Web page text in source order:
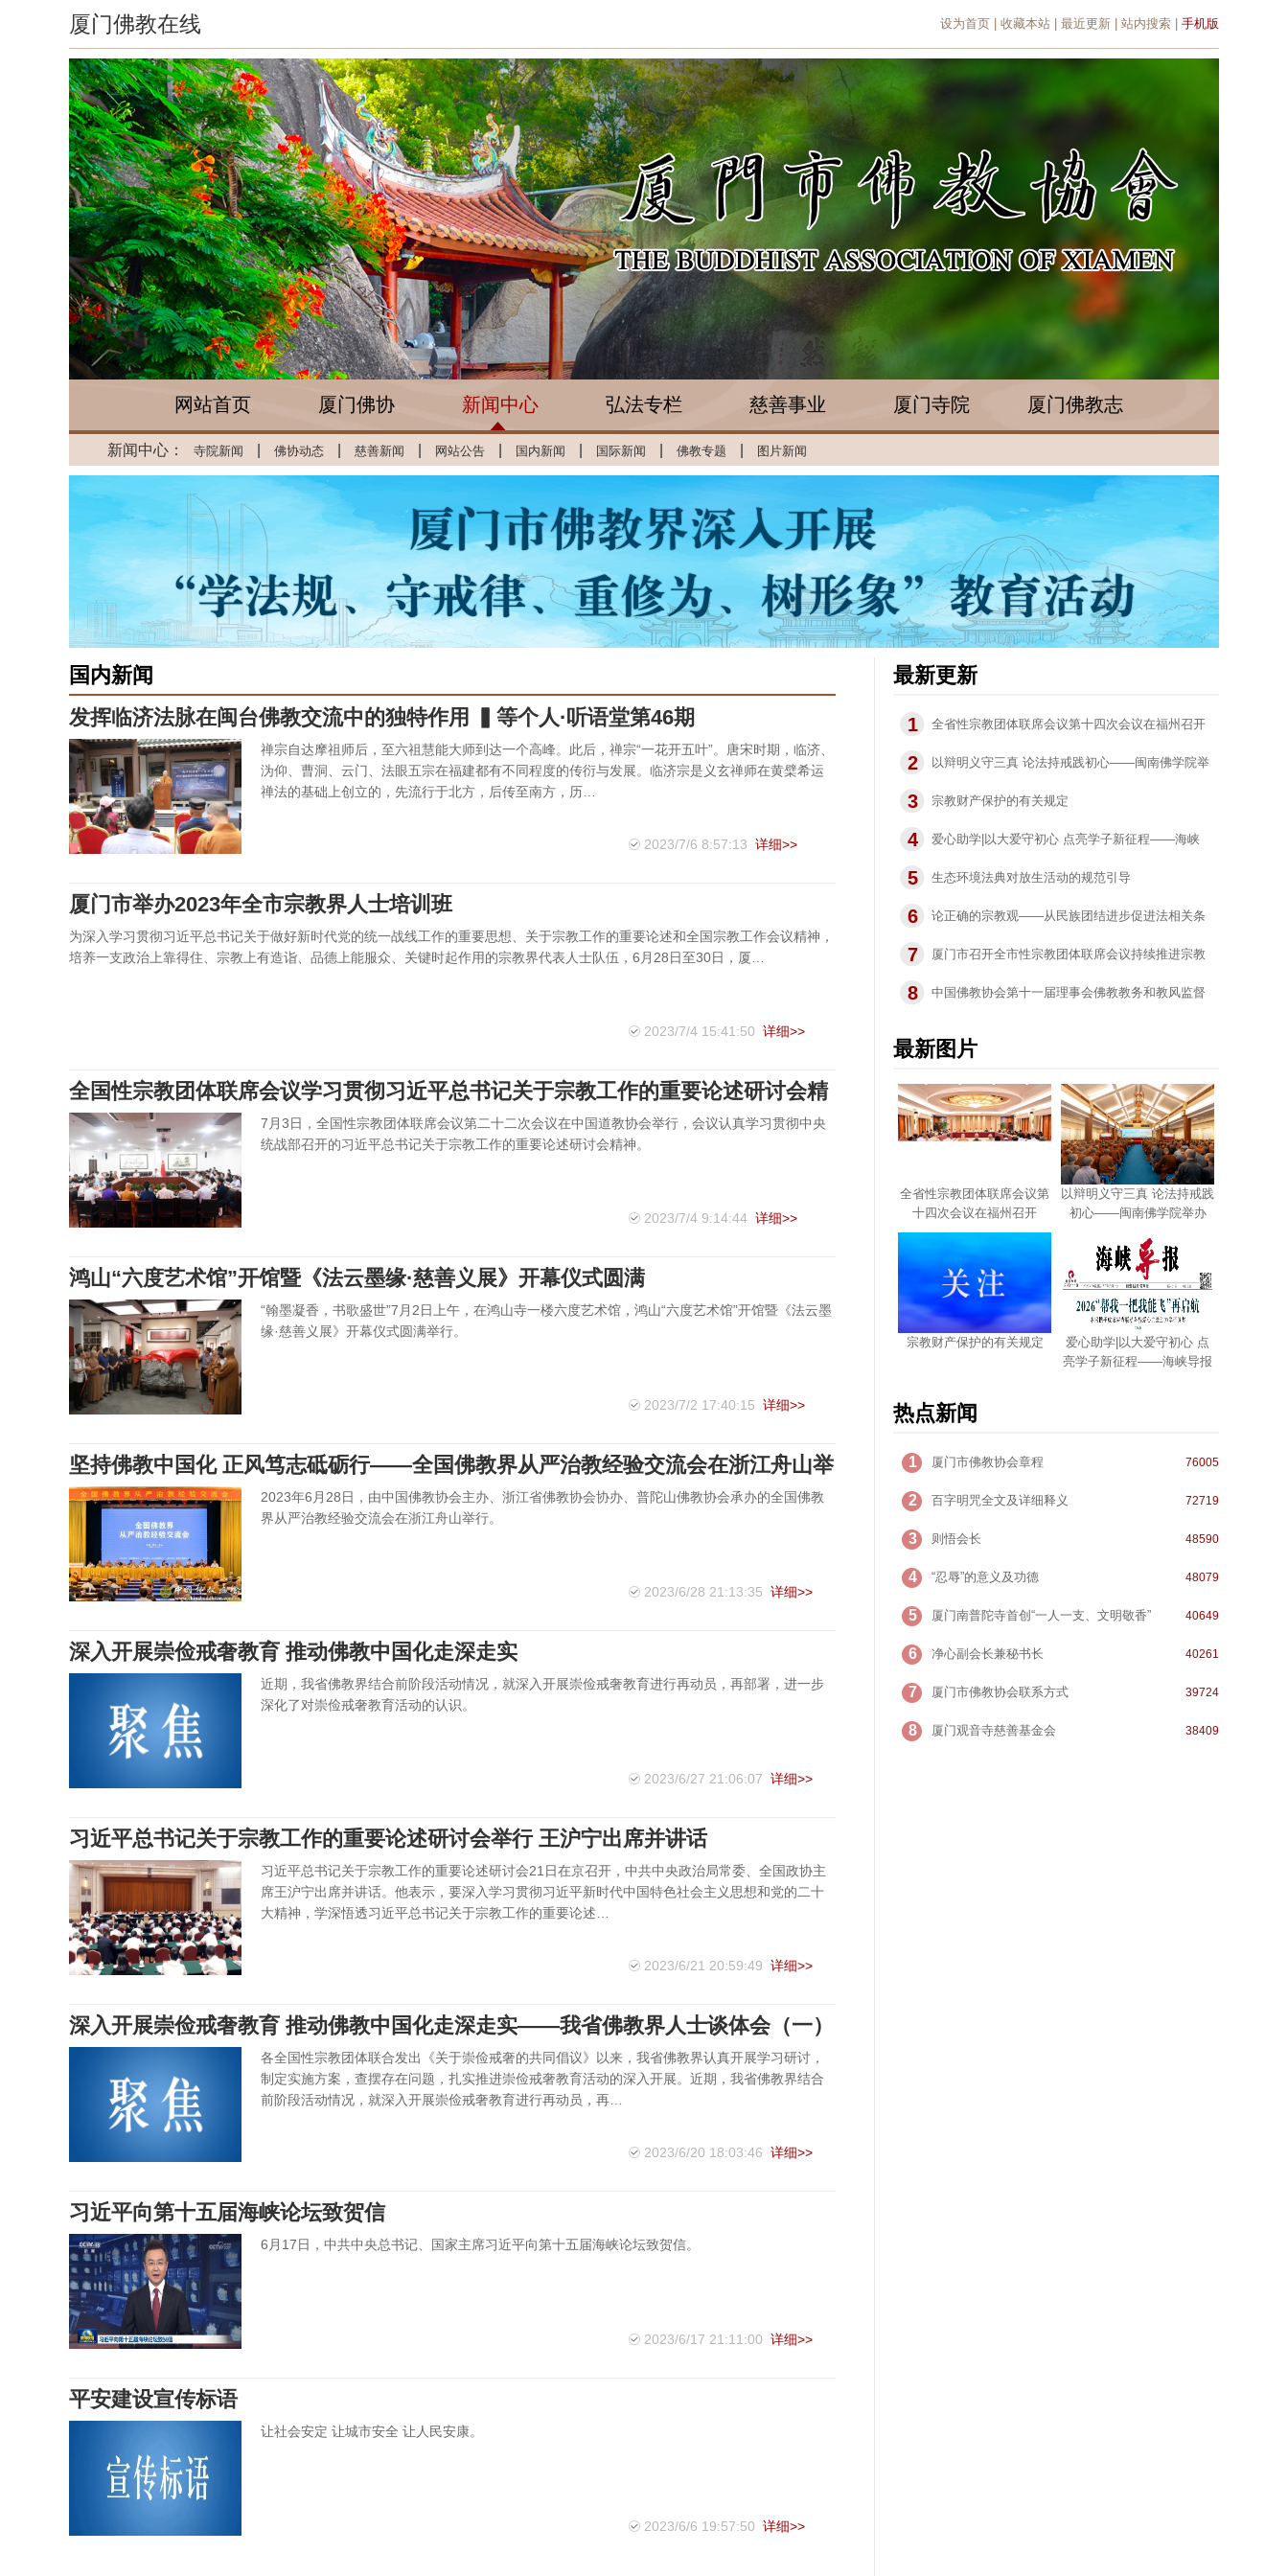
厦门佛教在线 设为首页 收藏本站 最近更新 站内搜索 手机版
网站首页 厦门佛协 新闻中心 弘法专栏 慈善事业 厦门寺院 厦门佛教志
新闻中心： 寺院新闻 佛协动态 慈善新闻 网站公告 国内新闻 国际新闻 佛教专题 图片新闻
国内新闻
发挥临济法脉在闽台佛教交流中的独特作用 ▍等个人·听语堂第46期
禅宗自达摩祖师后，至六祖慧能大师到达一个高峰。此后，禅宗“一花开五叶”。唐宋时期，临济、
沩仰、曹洞、云门、法眼五宗在福建都有不同程度的传衍与发展。临济宗是义玄禅师在黄檗希运
禅法的基础上创立的，先流行于北方，后传至南方，历…
2023/7/6 8:57:13 详细>>
厦门市举办2023年全市宗教界人士培训班
为深入学习贯彻习近平总书记关于做好新时代党的统一战线工作的重要思想、关于宗教工作的重要论述和全国宗教工作会议精神，
培养一支政治上靠得住、宗教上有造诣、品德上能服众、关键时起作用的宗教界代表人士队伍，6月28日至30日，厦…
2023/7/4 15:41:50 详细>>
全国性宗教团体联席会议学习贯彻习近平总书记关于宗教工作的重要论述研讨会精
神
7月3日，全国性宗教团体联席会议第二十二次会议在中国道教协会举行，会议认真学习贯彻中央
统战部召开的习近平总书记关于宗教工作的重要论述研讨会精神。
2023/7/4 9:14:44 详细>>
鸿山“六度艺术馆”开馆暨《法云墨缘·慈善义展》开幕仪式圆满
“翰墨凝香，书歌盛世”7月2日上午，在鸿山寺一楼六度艺术馆，鸿山“六度艺术馆”开馆暨《法云墨
缘·慈善义展》开幕仪式圆满举行。
2023/7/2 17:40:15 详细>>
坚持佛教中国化 正风笃志砥砺行——全国佛教界从严治教经验交流会在浙江舟山举
行
2023年6月28日，由中国佛教协会主办、浙江省佛教协会协办、普陀山佛教协会承办的全国佛教
界从严治教经验交流会在浙江舟山举行。
2023/6/28 21:13:35 详细>>
深入开展崇俭戒奢教育 推动佛教中国化走深走实
近期，我省佛教界结合前阶段活动情况，就深入开展崇俭戒奢教育进行再动员，再部署，进一步
深化了对崇俭戒奢教育活动的认识。
2023/6/27 21:06:07 详细>>
习近平总书记关于宗教工作的重要论述研讨会举行 王沪宁出席并讲话
习近平总书记关于宗教工作的重要论述研讨会21日在京召开，中共中央政治局常委、全国政协主
席王沪宁出席并讲话。他表示，要深入学习贯彻习近平新时代中国特色社会主义思想和党的二十
大精神，学深悟透习近平总书记关于宗教工作的重要论述…
2023/6/21 20:59:49 详细>>
深入开展崇俭戒奢教育 推动佛教中国化走深走实——我省佛教界人士谈体会（一）
各全国性宗教团体联合发出《关于崇俭戒奢的共同倡议》以来，我省佛教界认真开展学习研讨，
制定实施方案，查摆存在问题，扎实推进崇俭戒奢教育活动的深入开展。近期，我省佛教界结合
前阶段活动情况，就深入开展崇俭戒奢教育进行再动员，再…
2023/6/20 18:03:46 详细>>
习近平向第十五届海峡论坛致贺信
6月17日，中共中央总书记、国家主席习近平向第十五届海峡论坛致贺信。
2023/6/17 21:11:00 详细>>
平安建设宣传标语
让社会安定 让城市安全 让人民安康。
2023/6/6 19:57:50 详细>>
最新更新
1 全省性宗教团体联席会议第十四次会议在福州召开
2 以辩明义守三真 论法持戒践初心——闽南佛学院举
办2026“学弘一 三真三守”主题教育论辩赛
3 宗教财产保护的有关规定
4 爱心助学|以大爱守初心 点亮学子新征程——海峡
导报携手虎溪岩寺启动2026年“帮我一把我能飞”爱
心助学活动
5 生态环境法典对放生活动的规范引导
6 论正确的宗教观——从民族团结进步促进法相关条
文谈起
7 厦门市召开全市性宗教团体联席会议持续推进宗教
事务治理法治化
8 中国佛教协会第十一届理事会佛教教务和教风监督
最新图片
全省性宗教团体联席会议第
十四次会议在福州召开
以辩明义守三真 论法持戒践
初心——闽南佛学院举办
教育论辩赛
宗教财产保护的有关规定
爱心助学|以大爱守初心 点
亮学子新征程——海峡导报
热点新闻
1 厦门市佛教协会章程 76005
2 百字明咒全文及详细释义 72719
3 则悟会长 48590
4 “忍辱”的意义及功德 48079
5 厦门南普陀寺首创“一人一支、文明敬香” 40649
6 净心副会长兼秘书长 40261
7 厦门市佛教协会联系方式 39724
8 厦门观音寺慈善基金会 38409